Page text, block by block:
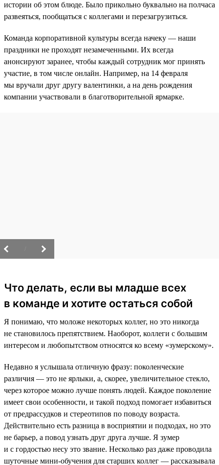
истории об этом блюде. Было прикольно буквально на полчаса
развеяться, пообщаться с коллегами и перезагрузиться.
Команда корпоративной культуры всегда начеку — наши
праздники не проходят незамеченными. Их всегда
анонсируют заранее, чтобы каждый сотрудник мог принять
участие, в том числе онлайн. Например, на 14 февраля
мы вручали друг другу валентинки, а на день рождения
компании участвовали в благотворительной ярмарке.
Что делать, если вы младше всех
в команде и хотите остаться собой
Я понимаю, что моложе некоторых коллег, но это никогда
не становилось препятствием. Наоборот, коллеги с большим
интересом и любопытством относятся ко всему «зумерскому».
Недавно я услышала отличную фразу: поколенческие
различия — это не ярлыки, а, скорее, увеличительное стекло,
через которое можно лучше понять людей. Каждое поколение
имеет свои особенности, и такой подход помогает избавиться
от предрассудков и стереотипов по поводу возраста.
Действительно есть разница в восприятии и подходах, но это
не барьер, а повод узнать друг друга лучше. Я зумер
и с гордостью несу это звание. Несколько раз даже проводила
шуточные мини-обучения для старших коллег — рассказывала